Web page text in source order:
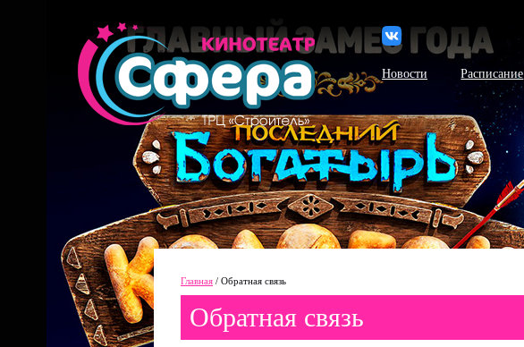
Новости Расписание
Главная / Обратная связь
Обратная связь